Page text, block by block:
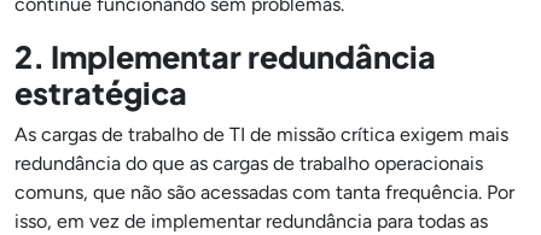
2. Implementar redundância
estratégica
As cargas de trabalho de TI de missão crítica exigem mais
redundância do que as cargas de trabalho operacionais
comuns, que não são acessadas com tanta frequência. Por
isso, em vez de implementar redundância para todas as